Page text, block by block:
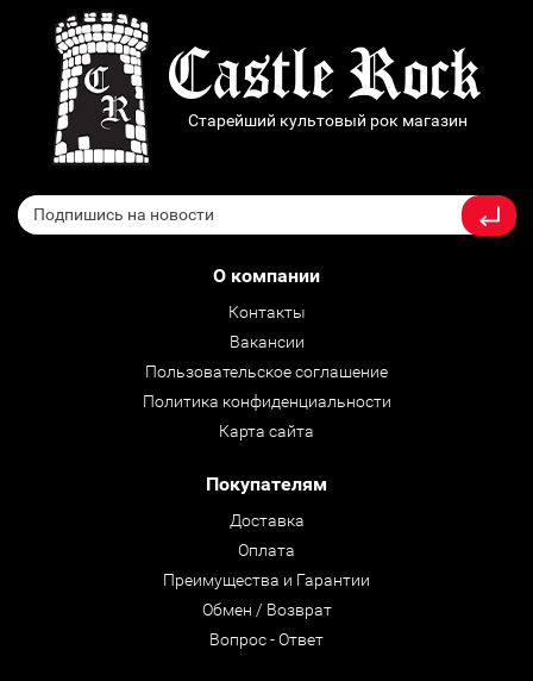
Старейший культовый рок магазин
О компании
Контакты
Вакансии
Пользовательское соглашение
Политика конфиденциальности
Карта сайта
Покупателям
Доставка
Оплата
Преимущества и Гарантии
Обмен / Возврат
Вопрос - Ответ